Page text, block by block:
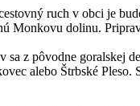
ruch v obci je
Monkovu dolinu.
z pôvodne goralskej
alebo Štrbské